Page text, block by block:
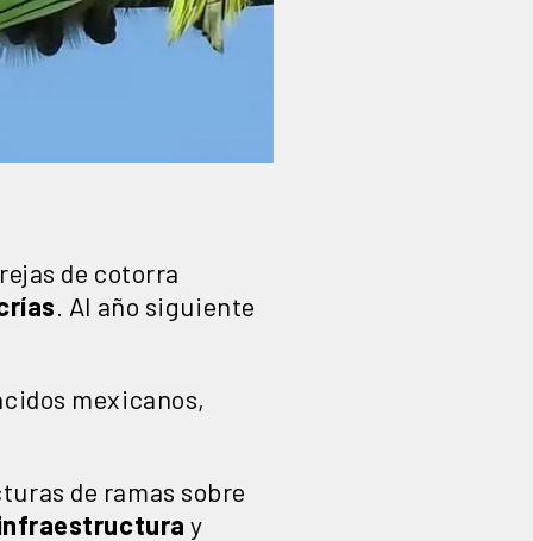
de cotorra
. Al año siguiente
mexicanos,
de ramas sobre
y